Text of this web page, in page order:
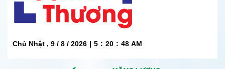
Chủ Nhật , 9 / 8 / 2026 | 5 : 20 : 49 AM